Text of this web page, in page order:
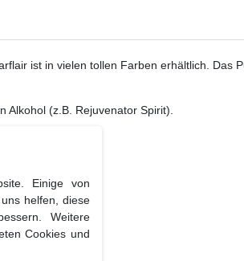
ist in vielen tollen Farben erhältlich. Das
(z.B. Rejuvenator Spirit).
Einige von
helfen, diese
Weitere
Cookies und